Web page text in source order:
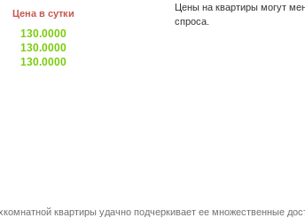
Цена в сутки
130.0000
130.0000
130.0000
Цены на квартиры могут
спроса.
квартиры удачно подчеркивает ее множественные